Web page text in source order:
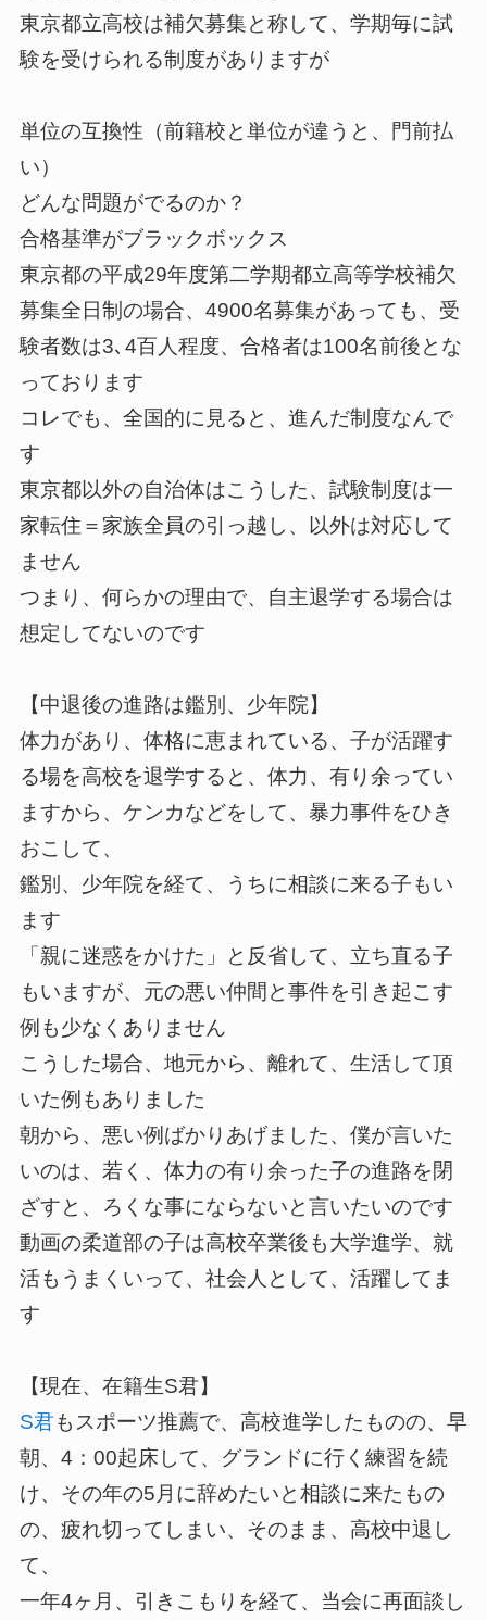
東京都立高校は補欠募集と称して、学期毎に試
験を受けられる制度がありますが
単位の互換性（前籍校と単位が違うと、門前払
い）
どんな問題がでるのか？
合格基準がブラックボックス
東京都の平成29年度第二学期都立高等学校補欠
募集全日制の場合、4900名募集があっても、受
験者数は3､4百人程度、合格者は100名前後とな
っております
コレでも、全国的に見ると、進んだ制度なんで
す
東京都以外の自治体はこうした、試験制度は一
家転住＝家族全員の引っ越し、以外は対応して
ません
つまり、何らかの理由で、自主退学する場合は
想定してないのです
【中退後の進路は鑑別、少年院】
体力があり、体格に恵まれている、子が活躍す
る場を高校を退学すると、体力、有り余ってい
ますから、ケンカなどをして、暴力事件をひき
おこして、
鑑別、少年院を経て、うちに相談に来る子もい
ます
「親に迷惑をかけた」と反省して、立ち直る子
もいますが、元の悪い仲間と事件を引き起こす
例も少なくありません
こうした場合、地元から、離れて、生活して頂
いた例もありました
朝から、悪い例ばかりあげました、僕が言いた
いのは、若く、体力の有り余った子の進路を閉
ざすと、ろくな事にならないと言いたいのです
動画の柔道部の子は高校卒業後も大学進学、就
活もうまくいって、社会人として、活躍してま
す
【現在、在籍生S君】
S君もスポーツ推薦で、高校進学したものの、早
朝、4：00起床して、グランドに行く練習を続
け、その年の5月に辞めたいと相談に来たもの
の、疲れ切ってしまい、そのまま、高校中退し
て、
一年4ヶ月、引きこもりを経て、当会に再面談し